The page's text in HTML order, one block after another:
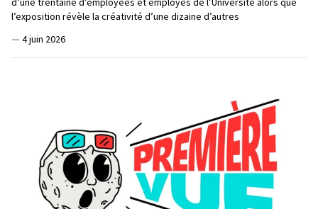
l’exposition révèle la créativité d’une dizaine d’autres
— 4 juin 2026